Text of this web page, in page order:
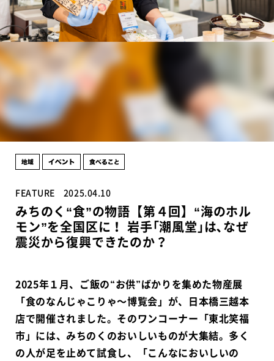
FEATURE 2025.04.10
みちのく“食”の物語【第４回】“海のホル
モン”を全国区に！ 岩手｢潮風堂｣は､なぜ
震災から復興できたのか？
2025年１月、ご飯の“お供”ばかりを集めた物産展
「食のなんじゃこりゃ〜博覧会」が、日本橋三越本
店で開催されました。そのワンコーナー「東北笑福
市」には、みちのくのおいしいものが大集結。多く
の人が足を止めて試食し、「こんなにおいしいの